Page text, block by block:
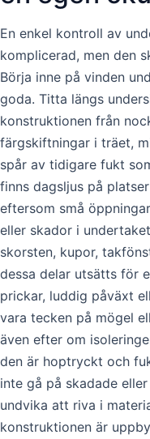
En enkel kontroll av
komplicerad, men den
Börja inne på vinden
goda. Titta längs
konstruktionen från
färgskiftningar i träet,
spår av tidigare fukt
finns dagsljus på
eftersom små
eller skador i
skorsten, kupor,
dessa delar utsätts för
prickar, luddig påväxt
vara tecken på mögel
även efter om
den är hoptryckt och
inte gå på skadade
undvika att riva i
konstruktionen är